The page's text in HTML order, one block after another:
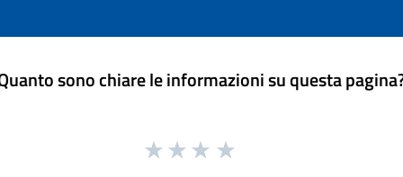
sono chiare le informazioni su questa